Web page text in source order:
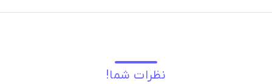
نظرات شما!